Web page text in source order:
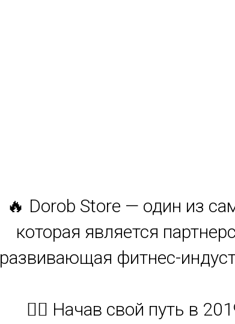
🔥 Dorob Store — один из
которая является
развивающая фитнес-
🏋️‍♂️ Начав свой путь в